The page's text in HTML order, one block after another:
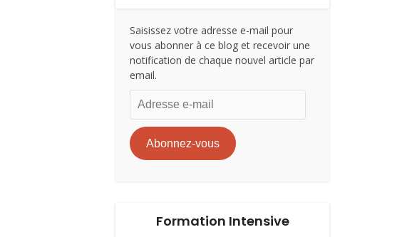
Saisissez votre adresse e-mail pour
vous abonner à ce blog et recevoir une
notification de chaque nouvel article par
email.
Adresse
e-
mail
Abonnez-vous
Formation Intensive